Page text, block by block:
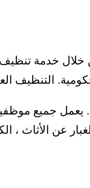
التنظيف
جميع
عن